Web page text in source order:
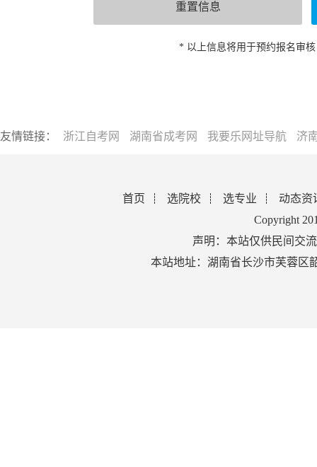
* 以上信息将用于预约报名审
友情链接： 浙江自考网 湖南省成考网 我要乐网址导航 济
首页 选院校 选专业
动态资
Copyright
声明：本站仅供民间交
本站地址：湖南省长沙市芙蓉区